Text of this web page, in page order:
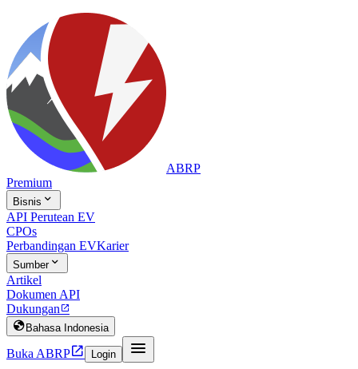
ABRP
Premium
Bisnis 
API Perutean EV
CPOs
Perbandingan EVKarier
Sumber
Artikel
Dokumen API
Dukungan 
 Bahasa Indonesia
Buka ABRP Login 